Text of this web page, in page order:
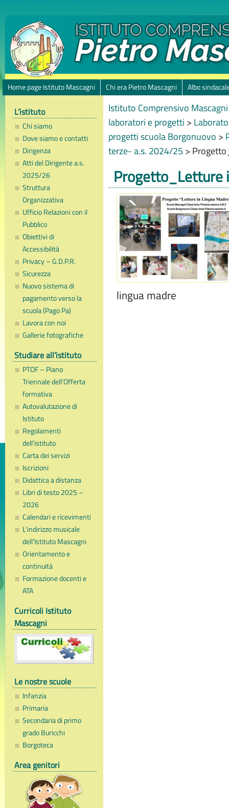
Home page Istituto Mascagni Chi era Pietro Mascagni Albo
L’istituto
Chi siamo
Dove siamo e contatti
Dirigenza
Atti del Dirigente a.s.
2025/26
Struttura
Organizzativa
Ufficio Relazioni con il
Pubblico
Obiettivi di
Accessibilità
Privacy – G.D.P.R.
Sicurezza
Nuovo sistema di
pagamento verso la
scuola (Pago Pa)
Lavora con noi
Gallerie fotografiche
Studiare all’istituto
PTOF – Piano
Triennale dell’Offerta
formativa
Autovalutazione di
Istituto
Regolamenti
dell’istituto
Carta dei servizi
Iscrizioni
Didattica a distanza
Libri di testo 2025 –
2026
Calendari e ricevimenti
L’indirizzo musicale
dell’Istituto Mascagni
Orientamento e
continuità
Formazione docenti e
ATA
Curricoli Istituto
Mascagni
Le nostre scuole
Infanzia
Primaria
Secondaria di primo
grado Buricchi
Borgoteca
Area genitori
Istituto Comprensivo
laboratori e progetti >
progetti scuola Borgonuovo >
terze- a.s. 2024/25 >
Progetto_Letture
lingua madre